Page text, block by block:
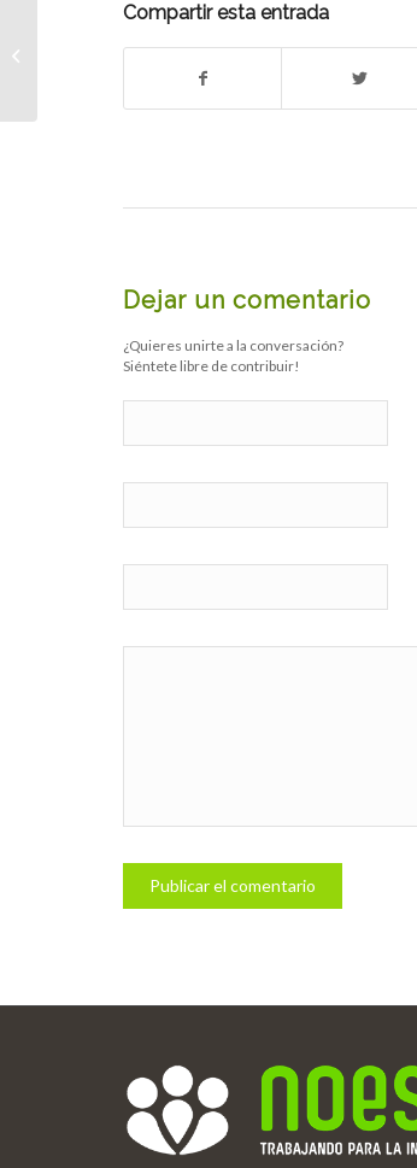
Compartir esta entrada
Dejar un comentario
¿Quieres unirte a la conversación?
Siéntete libre de contribuir!
INFORME MUNDIAL
SOBRE DROGAS 2016